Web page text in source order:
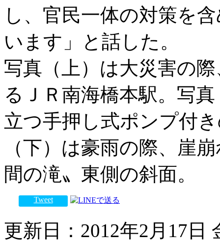
し、官民一体の対策を
います」と話した。
写真（上）は大災害の
るＪＲ南海橋本駅。写
立つ手押し式ポンプ付
（下）は豪雨の際、崖
間の滝〟東側の斜面。
Tweet
更新日：2012年2月17日